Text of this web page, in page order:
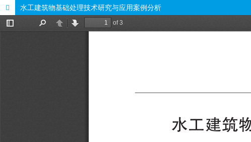
水工建筑物基础处理技术研究与应用案例分析